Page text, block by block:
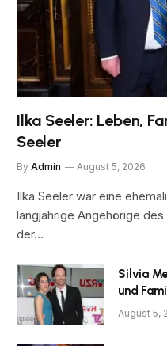
Ilka Seeler: Leben,
Seeler
By Admin August 5, 2026
Ilka Seeler war eine
langjährige Angehörige
der…
Silvia
und
August 5,